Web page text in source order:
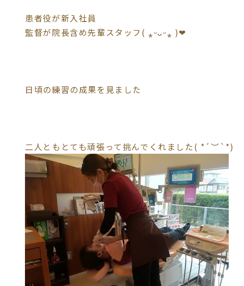
患者役が新入社員
監督が院長含め先輩スタッフ( ⁎ᵕᴗᵕ⁎ )❤︎
日頃の練習の成果を見ました
二人ともとても頑張って挑んでくれました( *´︶`*)